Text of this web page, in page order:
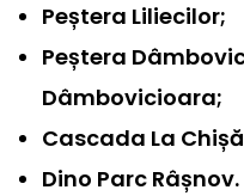
Peștera Liliecilor;
Peștera
Dâmbovicioara;
Cascada La
Dino Parc Râșnov.